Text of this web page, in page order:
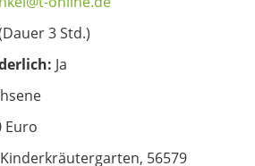
3 Std.)
Ja
Euro
Kinderkräutergarten, 56579